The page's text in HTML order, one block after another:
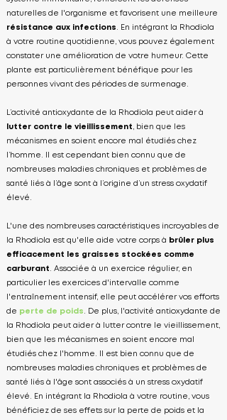
naturelles de l'organisme et favorisent une meilleure
résistance aux infections . En intégrant la Rhodiola
à votre routine quotidienne, vous pouvez également
constater une amélioration de votre humeur. Cette
plante est particulièrement bénéfique pour les
personnes vivant des périodes de surmenage.
L’activité antioxydante de la Rhodiola peut aider à
lutter contre le vieillissement , bien que les
mécanismes en soient encore mal étudiés chez
l’homme. Il est cependant bien connu que de
nombreuses maladies chroniques et problèmes de
santé liés à l’âge sont à l’origine d’un stress oxydatif
élevé.
L'une des nombreuses caractéristiques incroyables de
la Rhodiola est qu'elle aide votre corps à brûler plus
efficacement les graisses stockées comme
carburant . Associée à un exercice régulier, en
particulier les exercices d'intervalle comme
l'entraînement intensif, elle peut accélérer vos efforts
de perte de poids . De plus, l'activité antioxydante de
la Rhodiola peut aider à lutter contre le vieillissement,
bien que les mécanismes en soient encore mal
étudiés chez l'homme. Il est bien connu que de
nombreuses maladies chroniques et problèmes de
santé liés à l'âge sont associés à un stress oxydatif
élevé. En intégrant la Rhodiola à votre routine, vous
bénéficiez de ses effets sur la perte de poids et la